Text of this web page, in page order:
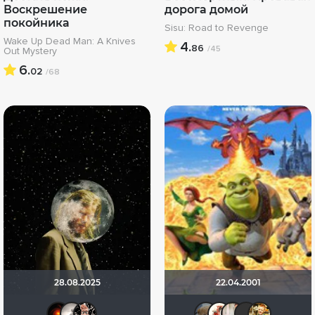
Воскрешение
покойника
Wake Up Dead Man: A Knives
Out Mystery
6.02 /68
дорога домой
Sisu: Road to Revenge
4.86 /45
28.08.2025 22.04.2001
Анюта*-*